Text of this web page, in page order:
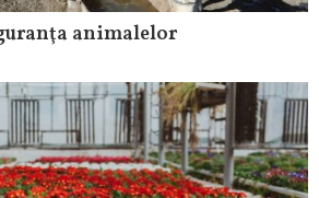
animalelor